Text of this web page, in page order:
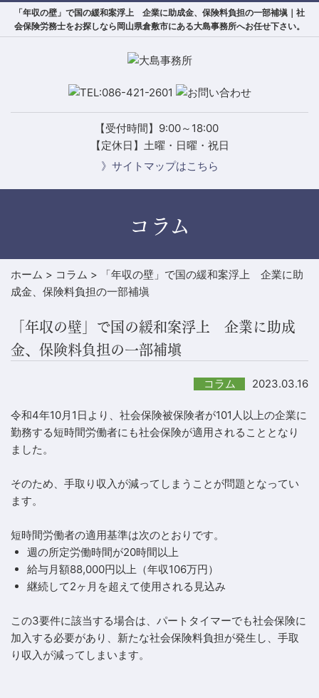
「年収の壁」で国の緩和案浮上 企業に助成金、保険料負担の一部補塡｜社
会保険労務士をお探しなら岡山県倉敷市にある大島事務所へお任せ下さい。
【受付時間】9:00～18:00
【定休日】土曜・日曜・祝日
》サイトマップはこちら
コラム
ホーム > コラム >
「年収の壁」で国の緩和案浮上 企業に助
成金、保険料負担の一部補塡
「年収の壁」で国の緩和案浮上 企業に助成
金、保険料負担の一部補塡
コラム 2023.03.16
令和4年10月1日より、社会保険被保険者が101人以上の企業に
勤務する短時間労働者にも社会保険が適用されることとなり
ました。
そのため、手取り収入が減ってしまうことが問題となってい
ます。
短時間労働者の適用基準は次のとおりです。
週の所定労働時間が20時間以上
給与月額88,000円以上（年収106万円）
継続して2ヶ月を超えて使用される見込み
この3要件に該当する場合は、パートタイマーでも社会保険に
加入する必要があり、新たな社会保険料負担が発生し、手取
り収入が減ってしまいます。